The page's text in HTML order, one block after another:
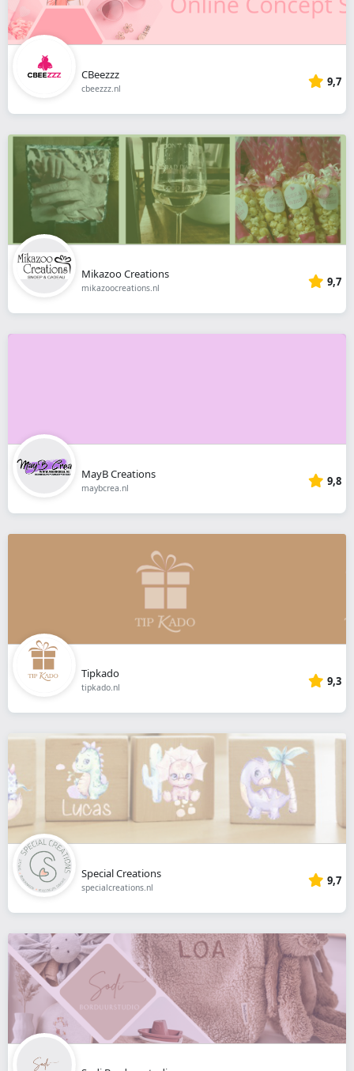
CBeezzz
cbeezzz.nl 9,7
Mikazoo Creations
mikazoocreations.nl 9,7
MayB Creations
maybcrea.nl 9,8
Tipkado
tipkado.nl 9,3
Special Creations
specialcreations.nl 9,7